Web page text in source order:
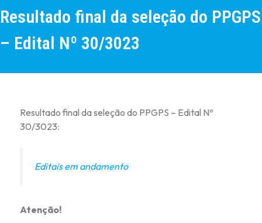
Resultado final da seleção do PPGPS
– Edital Nº 30/3023
Resultado final da seleção do PPGPS – Edital Nº
30/3023:
Editais em andamento
Atenção!